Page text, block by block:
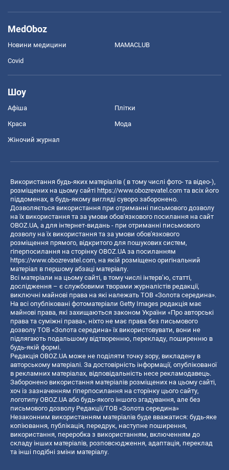
MedOboz
Новини медицини MAMACLUB
Covid
Шоу
Афіша Плітки
Краса Мода
Жіночий журнал
Використання будь-яких матеріалів ( в тому числі фото- та відео-),
розміщених на цьому сайті https://www.obozrevatel.com та всіх його
піддоменах, в будь-якому вигляді суворо заборонено.
Дозволяється використання при отриманні письмового дозволу
на їх використання та за умови обов'язкового посилання на сайт
OBOZ.UA, а для інтернет-видань - при отриманні письмового
дозволу на їх використання та за умови обов'язкового
розміщення прямого, відкритого для пошукових систем,
гіперпосилання на сторінку OBOZ.UA за посиланням
https://www.obozrevatel.com, на якій розміщено оригінальний
матеріал в першому абзаці матеріалу.
Всі матеріали на цьому сайті, в тому числі інтерв’ю, статті,
дослідження – є службовими творами журналістів редакції,
виключні майнові права на які належать ТОВ «Золота середина».
На всі опубліковані фотоматеріали Getty Images редакція має
майнові права, які захищаються законом України «Про авторські
права та суміжні права», ніхто не має права без письмового
дозволу ТОВ «Золота середина» їх використовувати, вони не
підлягають подальшому відтворенню, перекладу, поширенню в
будь-якій формі.
Редакція OBOZ.UA може не поділяти точку зору, викладену в
авторському матеріалі. За достовірність інформації, опублікованої
в рекламних матеріалах, відповідальність несе рекламодавець.
Заборонено використання матеріалів розміщених на цьому сайті,
хоч із зазначенням гіперпосилання на сторінку цього сайту,
логотипу OBOZ.UA або будь-якого іншого згадування, але без
письмового дозволу Редакції/ТОВ «Золота середина»
Незаконним використанням матеріалів буде вважатися: будь-яке
копiювання, публiкацiя, передрук, наступне поширення,
використання, переробка з використанням, включенням до
складу інших матеріалів, розповсюдження, адаптація, переклад
та інші подібні зміни матеріалу.